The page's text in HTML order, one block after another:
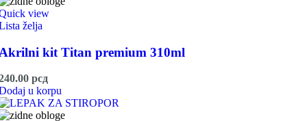
view
želja
kit Titan premium 310ml
рсд
u korpu